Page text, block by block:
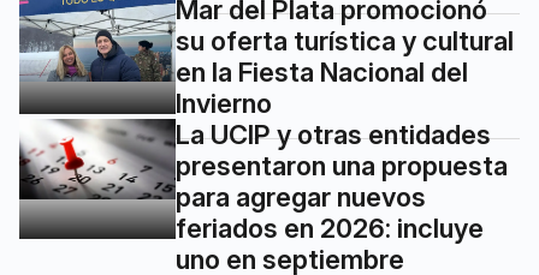
Mar del Plata promocionó
su oferta turística y cultural
en la Fiesta Nacional del
Invierno
La UCIP y otras entidades
presentaron una propuesta
para agregar nuevos
feriados en 2026: incluye
uno en septiembre